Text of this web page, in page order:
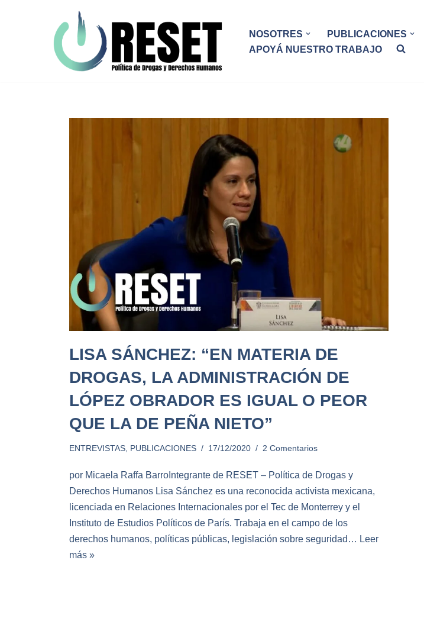
NOSOTRES PUBLICACIONES
APOYÁ NUESTRO TRABAJO
LISA SÁNCHEZ: “EN MATERIA DE
DROGAS, LA ADMINISTRACIÓN DE
LÓPEZ OBRADOR ES IGUAL O PEOR
QUE LA DE PEÑA NIETO”
ENTREVISTAS, PUBLICACIONES 17/12/2020 2 Comentarios
por Micaela Raffa BarroIntegrante de RESET – Política de Drogas y
Derechos Humanos Lisa Sánchez es una reconocida activista mexicana,
licenciada en Relaciones Internacionales por el Tec de Monterrey y el
Instituto de Estudios Políticos de París. Trabaja en el campo de los
derechos humanos, políticas públicas, legislación sobre seguridad… Leer
más »